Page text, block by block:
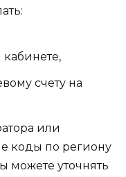
счету на
или
коды по региону
можете уточнять